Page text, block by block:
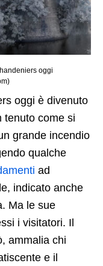
oggi
oggi è divenuto
tenuto come si
grande incendio
qualche
ad
indicato anche
Ma le sue
i visitatori. Il
ammalia chi
e il